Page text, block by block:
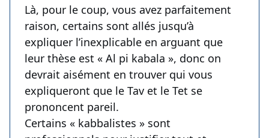
Là, pour le coup, vous avez parfaitement
raison, certains sont allés jusqu’à
expliquer l’inexplicable en arguant que
leur thèse est « Al pi kabala », donc on
devrait aisément en trouver qui vous
expliqueront que le Tav et le Tet se
prononcent pareil.
Certains « kabbalistes » sont